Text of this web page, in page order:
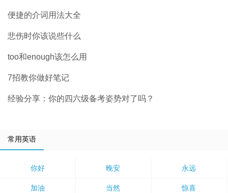
便捷的介词用法大全
悲伤时你该说些什么
too和enough该怎么用
7招教你做好笔记
经验分享：你的四六级备考姿势对了吗？
常用英语
你好 晚安 永远
加油 当然 惊喜